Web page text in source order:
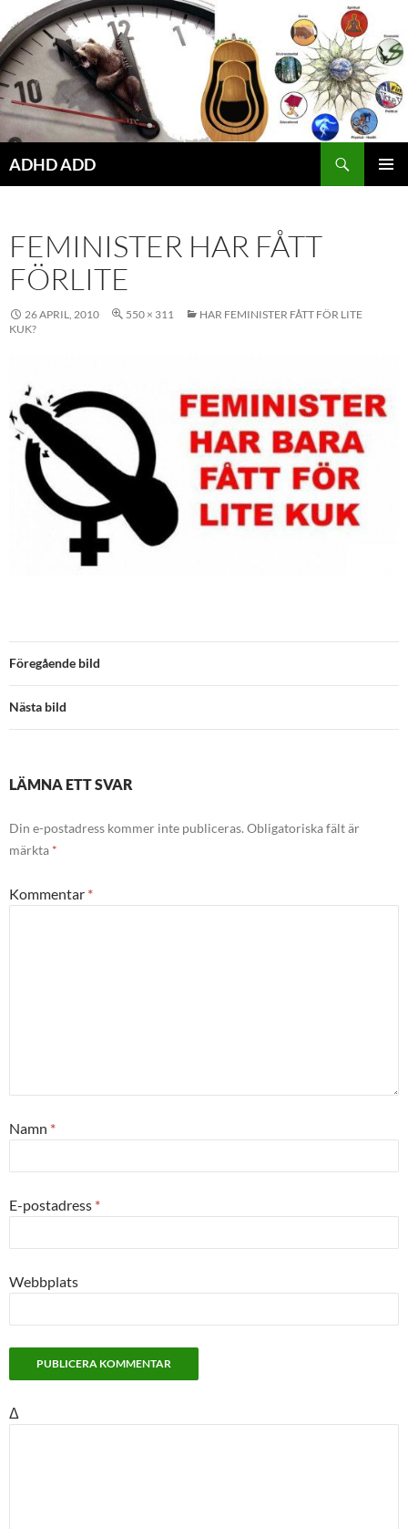
Hoppa
till
innehåll
ADHD ADD
FEMINISTER HAR FÅTT
FÖRLITE
26 APRIL, 2010 550 × 311
HAR FEMINISTER FÅTT FÖR LITE
KUK?
Föregående bild
Nästa bild
LÄMNA ETT SVAR
Din e-postadress kommer inte publiceras. Obligatoriska fält är
märkta *
Kommentar *
Namn *
E-postadress *
Webbplats
Δ